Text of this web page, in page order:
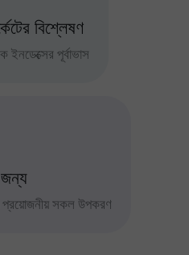
বিশ্লেষণ
ইনডেক্সের পূর্বাভাস
জন্য
প্রয়োজনীয় সকল উপকরণ